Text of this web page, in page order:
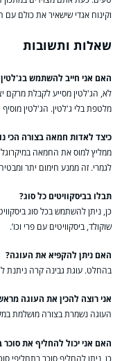
וקינוח אגדי שישאיר את כולם עם
שאלות ותשובות
האם אני חייב להשתמש
לא, הג'לטין מסייע לקבלת מרקם
מלטפת בלי ג'לטין. הג'לטין
כיצד לאדות חמאה בצורה הכי
לגמרי. זה ממנע חימום יתר
תבלו בביסקוויטים כל סוג?
כן, ניתן להשתמש בכל סוג
שוקולד, ביסקוויטים עם פרי וכו’.
האם ניתן להקפיא את העוגה?
בהחלט. עוגת גבינה קרה ניתנת
אני רוצה להכין את העוגה
העוגה נשמרת בצורה מושלמת במקרר
האם אני יכול להחליף את סוכר
כן, ניתן להחליף סוכר